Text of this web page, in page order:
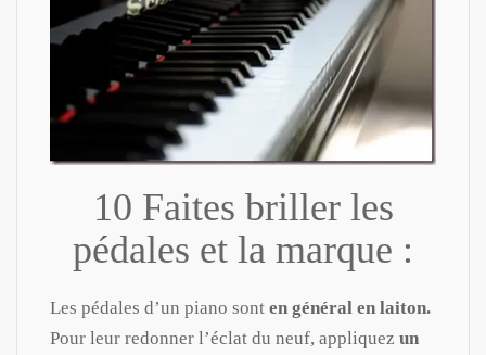
10 Faites briller les
pédales et la marque :
Les pédales d’un piano sont en général en laiton.
Pour leur redonner l’éclat du neuf, appliquez un